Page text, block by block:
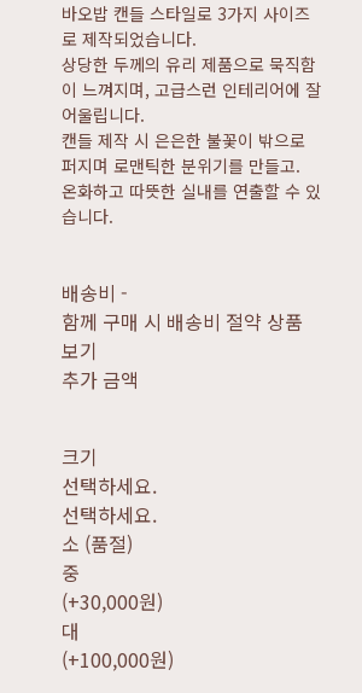
바오밥 캔들 스타일로 3가지 사이즈
로 제작되었습니다.
상당한 두께의 유리 제품으로 묵직함
이 느껴지며, 고급스런 인테리어에 잘
어울립니다.
캔들 제작 시 은은한 불꽃이 밖으로
퍼지며 로맨틱한 분위기를 만들고.
온화하고 따뜻한 실내를 연출할 수 있
습니다.
배송비-
함께 구매 시 배송비 절약 상품
보기
추가 금액
크기
선택하세요.
선택하세요.
소 (품절)
중
(+30,000원)
대
(+100,000원)